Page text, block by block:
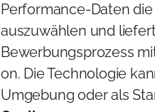
Performance-Daten
auszuwählen und
Bewerbungsprozess
on. Die Technologie
Umgebung oder als